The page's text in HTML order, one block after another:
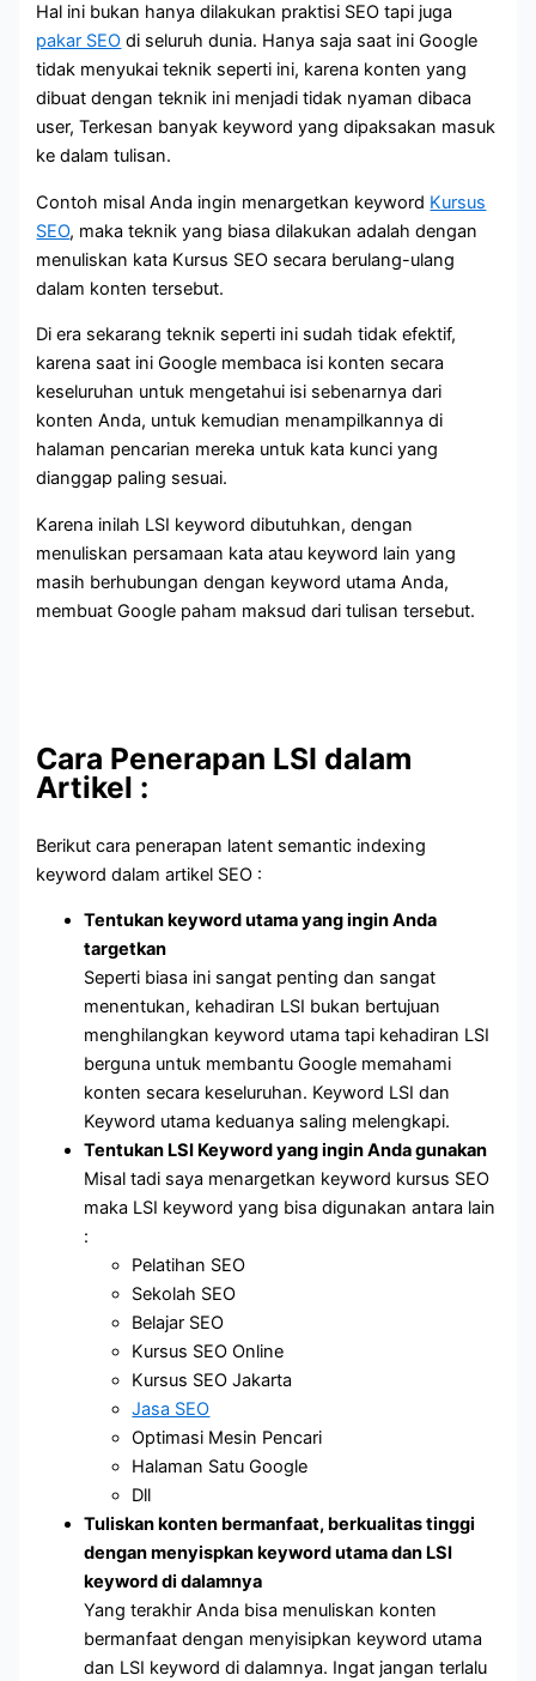
Hal ini bukan hanya dilakukan praktisi SEO tapi juga
pakar SEO di seluruh dunia. Hanya saja saat ini Google
tidak menyukai teknik seperti ini, karena konten yang
dibuat dengan teknik ini menjadi tidak nyaman dibaca
user, Terkesan banyak keyword yang dipaksakan masuk
ke dalam tulisan.
Contoh misal Anda ingin menargetkan keyword Kursus
SEO, maka teknik yang biasa dilakukan adalah dengan
menuliskan kata Kursus SEO secara berulang-ulang
dalam konten tersebut.
Di era sekarang teknik seperti ini sudah tidak efektif,
karena saat ini Google membaca isi konten secara
keseluruhan untuk mengetahui isi sebenarnya dari
konten Anda, untuk kemudian menampilkannya di
halaman pencarian mereka untuk kata kunci yang
dianggap paling sesuai.
Karena inilah LSI keyword dibutuhkan, dengan
menuliskan persamaan kata atau keyword lain yang
masih berhubungan dengan keyword utama Anda,
membuat Google paham maksud dari tulisan tersebut.
Cara Penerapan LSI dalam
Artikel :
Berikut cara penerapan latent semantic indexing
keyword dalam artikel SEO :
Tentukan keyword utama yang ingin Anda
targetkan
Seperti biasa ini sangat penting dan sangat
menentukan, kehadiran LSI bukan bertujuan
menghilangkan keyword utama tapi kehadiran LSI
berguna untuk membantu Google memahami
konten secara keseluruhan. Keyword LSI dan
Keyword utama keduanya saling melengkapi.
Tentukan LSI Keyword yang ingin Anda gunakan
Misal tadi saya menargetkan keyword kursus SEO
maka LSI keyword yang bisa digunakan antara lain
:
Pelatihan SEO
Sekolah SEO
Belajar SEO
Kursus SEO Online
Kursus SEO Jakarta
Jasa SEO
Optimasi Mesin Pencari
Halaman Satu Google
Dll
Tuliskan konten bermanfaat, berkualitas tinggi
dengan menyispkan keyword utama dan LSI
keyword di dalamnya
Yang terakhir Anda bisa menuliskan konten
bermanfaat dengan menyisipkan keyword utama
dan LSI keyword di dalamnya. Ingat jangan terlalu